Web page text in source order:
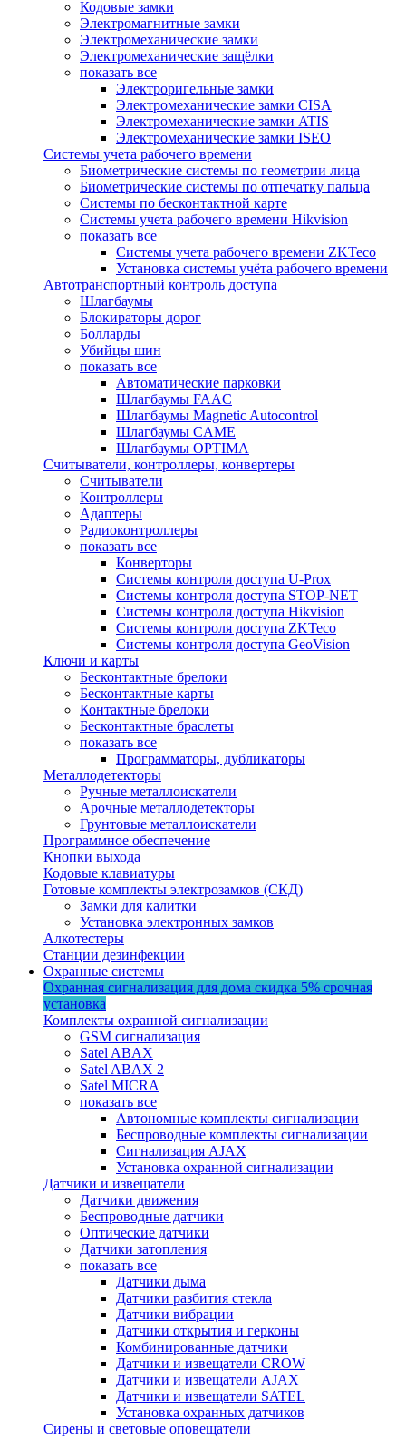
Кодовые замки
Электромагнитные замки
Электромеханические замки
Электромеханические защёлки
показать все
Электроригельные замки
Электромеханические замки CISA
Электромеханические замки ATIS
Электромеханические замки ISEO
Системы учета рабочего времени
Биометрические системы по геометрии лица
Биометрические системы по отпечатку пальца
Системы по бесконтактной карте
Системы учета рабочего времени Hikvision
показать все
Системы учета рабочего времени ZKTeco
Установка системы учёта рабочего времени
Автотранспортный контроль доступа
Шлагбаумы
Блокираторы дорог
Болларды
Убийцы шин
показать все
Автоматические парковки
Шлагбаумы FAAC
Шлагбаумы Magnetic Autocontrol
Шлагбаумы CAME
Шлагбаумы OPTIMA
Считыватели, контроллеры, конвертеры
Считыватели
Контроллеры
Адаптеры
Радиоконтроллеры
показать все
Конверторы
Системы контроля доступа U-Prox
Системы контроля доступа STOP-NET
Системы контроля доступа Hikvision
Системы контроля доступа ZKTeco
Системы контроля доступа GeoVision
Ключи и карты
Бесконтактные брелоки
Бесконтактные карты
Контактные брелоки
Бесконтактные браслеты
показать все
Программаторы, дубликаторы
Металлодетекторы
Ручные металлоискатели
Арочные металлодетекторы
Грунтовые металлоискатели
Программное обеспечение
Кнопки выхода
Кодовые клавиатуры
Готовые комплекты электрозамков (СКД)
Замки для калитки
Установка электронных замков
Алкотестеры
Станции дезинфекции
Охранные системы
Охранная сигнализация для дома скидка 5% срочная
установка
Комплекты охранной сигнализации
GSM сигнализация
Satel ABAX
Satel ABAX 2
Satel MICRA
показать все
Автономные комплекты сигнализации
Беспроводные комплекты сигнализации
Сигнализация AJAX
Установка охранной сигнализации
Датчики и извещатели
Датчики движения
Беспроводные датчики
Оптические датчики
Датчики затопления
показать все
Датчики дыма
Датчики разбития стекла
Датчики вибрации
Датчики открытия и герконы
Комбинированные датчики
Датчики и извещатели CROW
Датчики и извещатели AJAX
Датчики и извещатели SATEL
Установка охранных датчиков
Сирены и световые оповещатели